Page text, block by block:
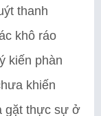
thanh
khô ráo
kiến phàn
khiến
gặt thực sự ở